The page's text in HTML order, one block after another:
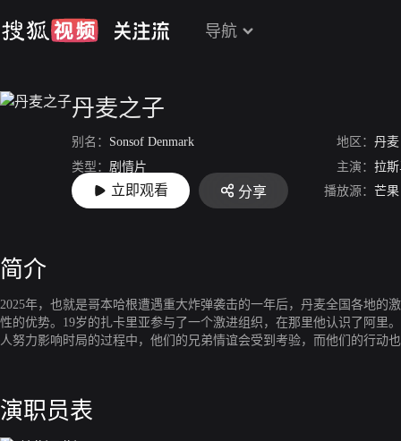
导航
丹麦之子
别名： Sonsof Denmark 地区： 丹麦
类型： 剧情片 主演： 拉斯
上映： 2019-01-24
立即观看 分享 播放源： 芒
简介
2025年，也就是哥本哈根遭遇重大炸弹袭击的一年后，丹麦全国各地的
性的优势。19岁的扎卡里亚参与了一个激进组织，在那里他认识了阿里
人努力影响时局的过程中，他们的兄弟情谊会受到考验，而他们的行动
演职员表